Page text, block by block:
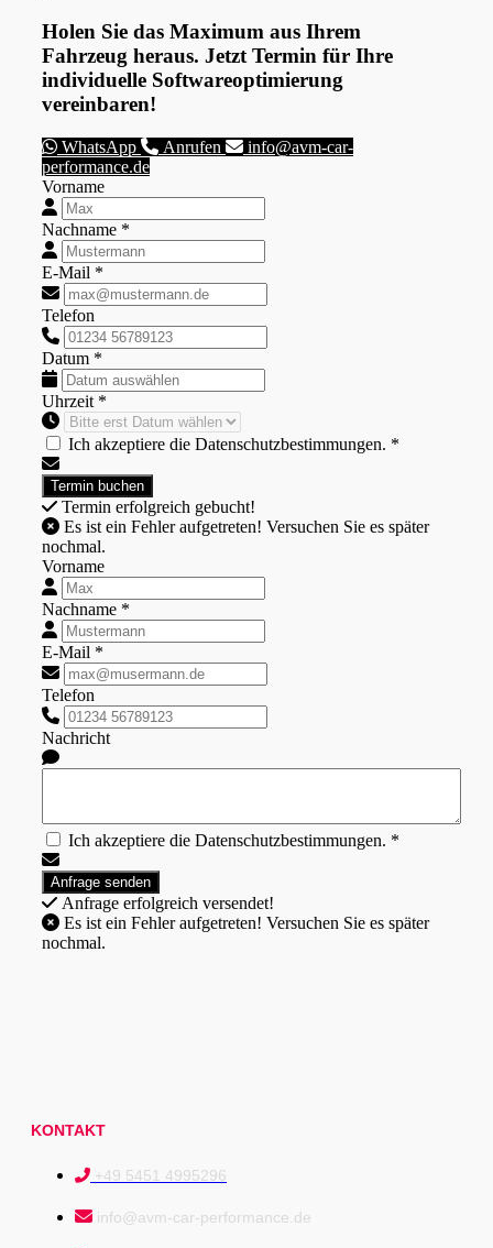
Holen Sie das Maximum aus Ihrem
Fahrzeug heraus. Jetzt Termin für Ihre
individuelle Softwareoptimierung
vereinbaren!
WhatsApp Anrufen
info@avm-car-
performance.de
Vorname
Nachname *
E-Mail *
Telefon
Datum *
Uhrzeit *
Ich akzeptiere die Datenschutzbestimmungen. *
Termin erfolgreich gebucht!
nochmal.
Vorname
Nachname *
E-Mail *
Telefon
Nachricht
Ich akzeptiere die Datenschutzbestimmungen. *
Anfrage erfolgreich versendet!
nochmal.
KONTAKT
+49 5451 4995296
info@avm-car-performance.de